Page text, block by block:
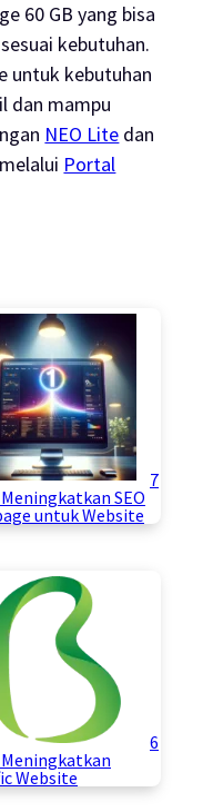
60 GB yang bisa
kebutuhan.
untuk kebutuhan
dan mampu
NEO Lite dan
Portal
7
SEO
untuk Website
6
Website